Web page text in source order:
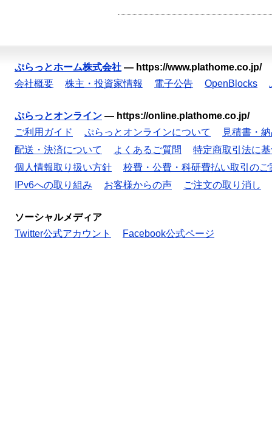
ぷらっとホーム株式会社 — https://www.plathome.co.jp/
会社概要
株主・投資家情報 電子公告 OpenBlocks
ぷらっとオンライン — https://online.plathome.co.jp/
ご利用ガイド
ぷらっとオンラインについて
見積書・
配送・決済について
よくあるご質問
特定商取引法に
個人情報取り扱い方針
校費・公費・科研費払い取引のご
IPv6への取り組み
お客様からの声 ご注文の取り消し
ソーシャルメディア
Twitter公式アカウント
Facebook公式ページ